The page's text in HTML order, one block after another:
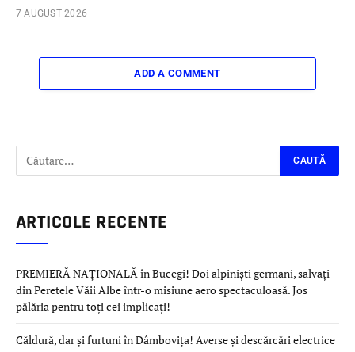
7 AUGUST 2026
ADD A COMMENT
ARTICOLE RECENTE
PREMIERĂ NAȚIONALĂ în Bucegi! Doi alpiniști germani, salvați
din Peretele Văii Albe într-o misiune aero spectaculoasă. Jos
pălăria pentru toți cei implicați!
Căldură, dar și furtuni în Dâmbovița! Averse și descărcări electrice